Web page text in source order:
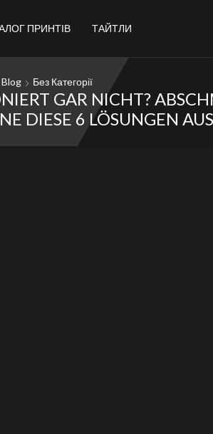
ПРИНТІВ ТАЙТЛИ
Blog Без Категорії
GAR NICHT?
DIESE 6 LÖSUNGEN AUS